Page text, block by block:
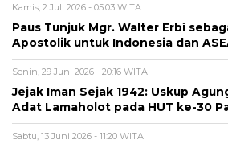
Kamis, 2 Juli 2026 - 05:03 WITA
Paus Tunjuk Mgr. Walter Erbì
Apostolik untuk Indonesia dan
Senin, 29 Juni 2026 - 20:16 WITA
Jejak Iman Sejak 1942: Uskup
Adat Lamaholot pada HUT ke-30
Sabtu, 13 Juni 2026 - 11:20 WITA